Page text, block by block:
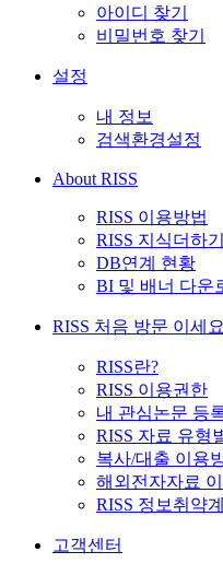
아이디 찾기
비밀번호 찾기
설정
내 정보
검색환경설정
About RISS
RISS 이용방법
RISS 지식더하기
DB연계 현황
BI 및 배너 다운
RISS 처음 방문 이세
RISS란?
RISS 이용권한
내 관심논문 등
RISS 자료 유형
복사/대출 이용
해외전자자료
RISS 정보취약
고객센터